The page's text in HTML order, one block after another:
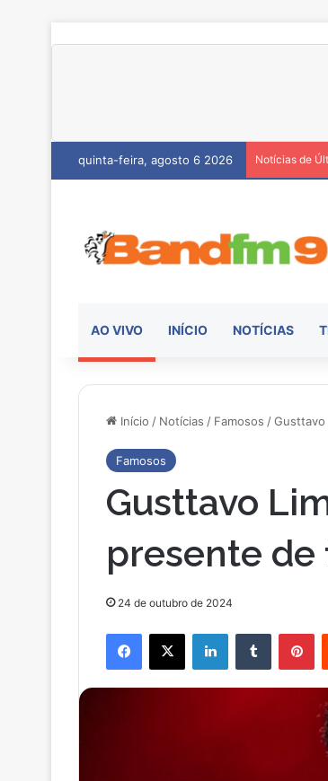
quinta-feira, agosto 6 2026 Notícias de
AO VIVO INÍCIO NOTÍCIAS
Início / Notícias / Famosos /
Famosos
Gusttavo
presente de
24 de outubro de 2024